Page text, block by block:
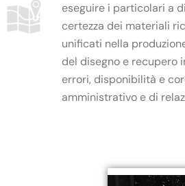
eseguire i particolari a
certezza dei materiali
unificati nella
del disegno e recupero
errori, disponibilità e
amministrativo e di